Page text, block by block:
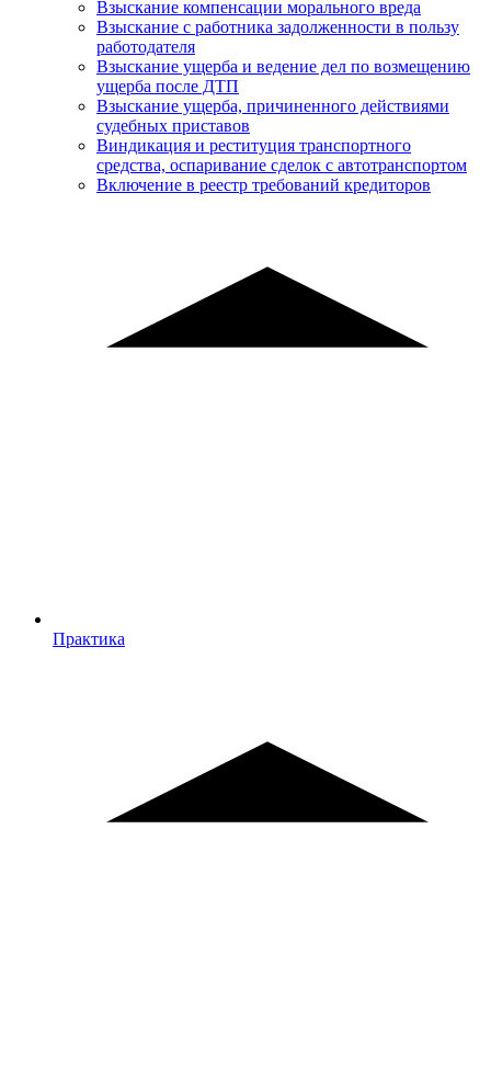
Взыскание компенсации морального вреда
Взыскание с работника задолженности в пользу
работодателя
Взыскание ущерба и ведение дел по возмещению
ущерба после ДТП
Взыскание ущерба, причиненного действиями
судебных приставов
Виндикация и реституция транспортного
средства, оспаривание сделок с автотранспортом
Включение в реестр требований кредиторов
Практика
Практика